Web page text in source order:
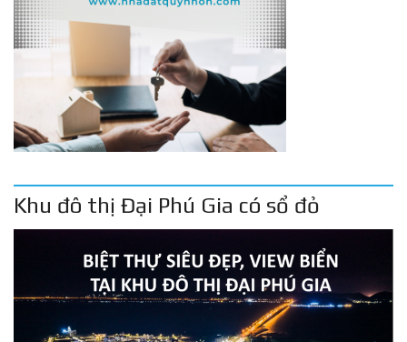
Khu đô thị Đại Phú Gia có sổ đỏ